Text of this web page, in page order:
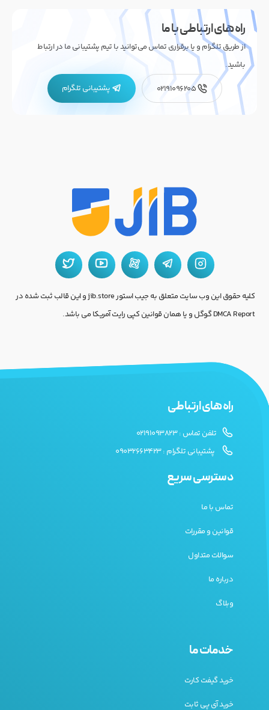
راه های ارتباطی با ما
از طریق تلگرام و یا برقراری تماس می‌توانید با تیم پشتیبانی ما در ارتباط
باشید.
02191096205
پشتیبانی تلگرام
کلیه حقوق این وب سایت متعلق به جیب استور jib.store و این قالب ثبت شده در
DMCA Report گوگل و یا همان قوانین کپی رایت آمریکا می باشد.
راه های ارتباطی
تلفن تماس : 02191093823
پشتیبانی تلگرام : 09032663423
دسترسی سریع
تماس با ما
قوانین و مقررات
سوالات متداول
درباره ما
وبلاگ
خدمات ما
خرید گیفت کارت
خرید آی پی ثابت